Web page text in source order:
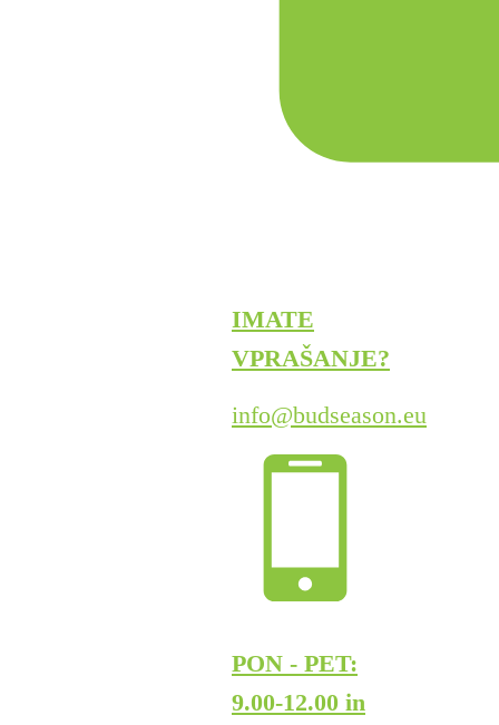
IMATE
VPRAŠANJE?
info@budseason.eu
PON - PET:
9.00-12.00 in